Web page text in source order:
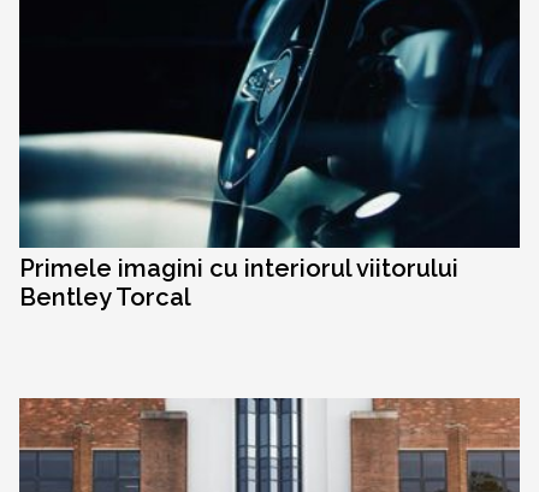
Primele imagini cu interiorul viitorului
Bentley Torcal